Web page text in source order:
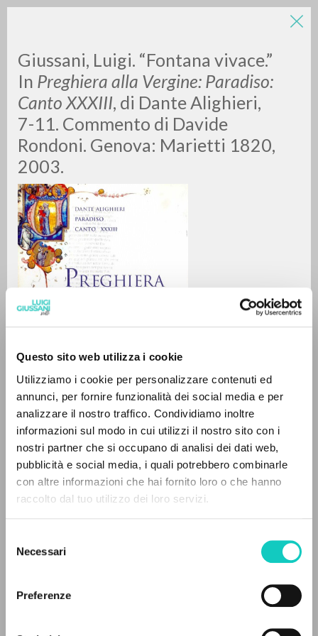
Questo sito web utilizza i cookie
Utilizziamo i cookie per personalizzare contenuti ed
annunci, per fornire funzionalità dei social media e per
analizzare il nostro traffico. Condividiamo inoltre
informazioni sul modo in cui utilizzi il nostro sito con i
nostri partner che si occupano di analisi dei dati web,
pubblicità e social media, i quali potrebbero combinarle
con altre informazioni che hai fornito loro o che hanno
raccolto dal tuo utilizzo dei loro servizi.
delNecessari
Preferenze
Giussani, Luigi. “Fontana vivace.”
In Preghiera alla Vergine: Paradiso:
Canto XXXIII, di Dante Alighieri,
7-11. Commento di Davide
Rondoni. Genova: Marietti 1820,
2003.
Giussani LuigiAutor
Rondoni DavideComentario
Marietti 1820
Páginas: 5
LUIGI
GIUSSANI
scritti
BÚSQUEDA AVANZADA »
0DOCUMENTOS ENCONTRADOS
RESULTADOS SUCESIVOS